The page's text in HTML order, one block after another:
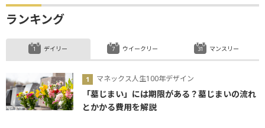
ランキング
デイリー
マネックス人生100年デザイン
「墓じまい」には期限がある？墓じまいの流れ
とかかる費用を解説
ウイークリー マンスリー